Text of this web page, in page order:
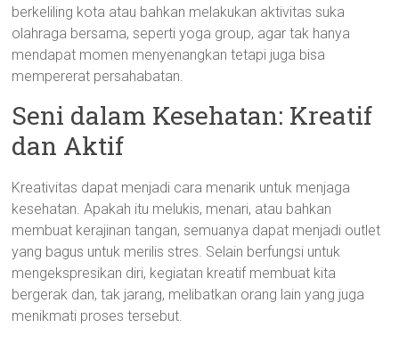
berkeliling kota atau bahkan melakukan aktivitas suka
olahraga bersama, seperti yoga group, agar tak hanya
mendapat momen menyenangkan tetapi juga bisa
mempererat persahabatan.
Seni dalam Kesehatan: Kreatif
dan Aktif
Kreativitas dapat menjadi cara menarik untuk menjaga
kesehatan. Apakah itu melukis, menari, atau bahkan
membuat kerajinan tangan, semuanya dapat menjadi outlet
yang bagus untuk merilis stres. Selain berfungsi untuk
mengekspresikan diri, kegiatan kreatif membuat kita
bergerak dan, tak jarang, melibatkan orang lain yang juga
menikmati proses tersebut.